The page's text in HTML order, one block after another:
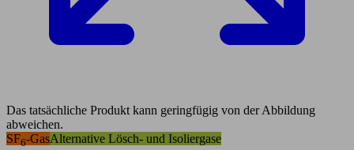
Das tatsächliche Produkt kann geringfügig von der Abbildung
abweichen.
SF6-GasAlternative Lösch- und Isoliergase